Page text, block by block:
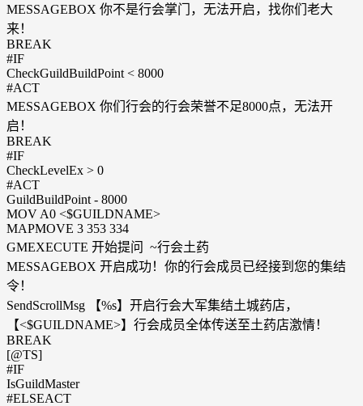
MESSAGEBOX 你不是行会掌门，无法开启，找你们老大
来！
BREAK
#IF
CheckGuildBuildPoint < 8000
#ACT
MESSAGEBOX 你们行会的行会荣誉不足8000点，无法开
启！
BREAK
#IF
CheckLevelEx > 0
#ACT
GuildBuildPoint - 8000
MOV A0 <$GUILDNAME>
MAPMOVE 3 353 334
GMEXECUTE 开始提问 ~行会土药
MESSAGEBOX 开启成功！你的行会成员已经接到您的集结
令！
SendScrollMsg 【%s】开启行会大军集结土城药店，
【<$GUILDNAME>】行会成员全体传送至土药店激情！
BREAK
[@TS]
#IF
IsGuildMaster
#ELSEACT